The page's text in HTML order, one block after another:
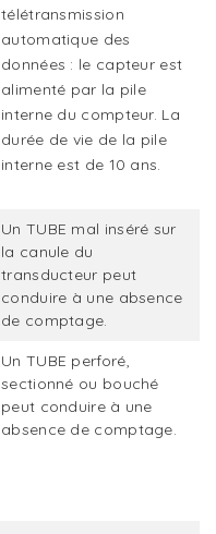
télétransmission
automatique des
données : le capteur est
alimenté par la pile
interne du compteur. La
durée de vie de la pile
interne est de 10 ans.
Un TUBE mal inséré sur
la canule du
transducteur peut
conduire à une absence
de comptage.
Un TUBE perforé,
sectionné ou bouché
peut conduire à une
absence de comptage.